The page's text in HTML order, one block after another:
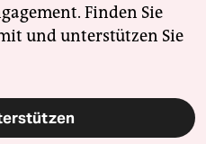
Finden Sie
und unterstützen Sie